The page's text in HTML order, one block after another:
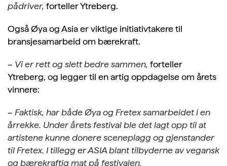
pådriver, forteller Ytreberg.
Også Øya og Asia er viktige initiativtakere til
bransjesamarbeid om bærekraft.
– Vi er rett og slett bedre sammen, forteller
Ytreberg, og legger til en artig oppdagelse om årets
vinnere:
– Faktisk, har både Øya og Fretex samarbeidet i en
årrekke. Under årets festival ble det lagt opp til at
artistene kunne donere sceneplagg og gjenstander
til Fretex. I tillegg er ASIA blant tilbyderne av vegansk
og bærekraftig mat på festivalen.